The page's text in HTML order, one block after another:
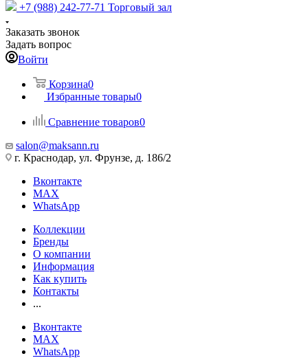
+7 (988) 242-77-71 Торговый зал
Заказать звонок
Задать вопрос
Войти
Корзина0
Избранные товары0
Сравнение товаров0
salon@maksann.ru
г. Краснодар, ул. Фрунзе, д. 186/2
Вконтакте
MAX
WhatsApp
Коллекции
Бренды
О компании
Информация
Как купить
Контакты
...
Вконтакте
MAX
WhatsApp